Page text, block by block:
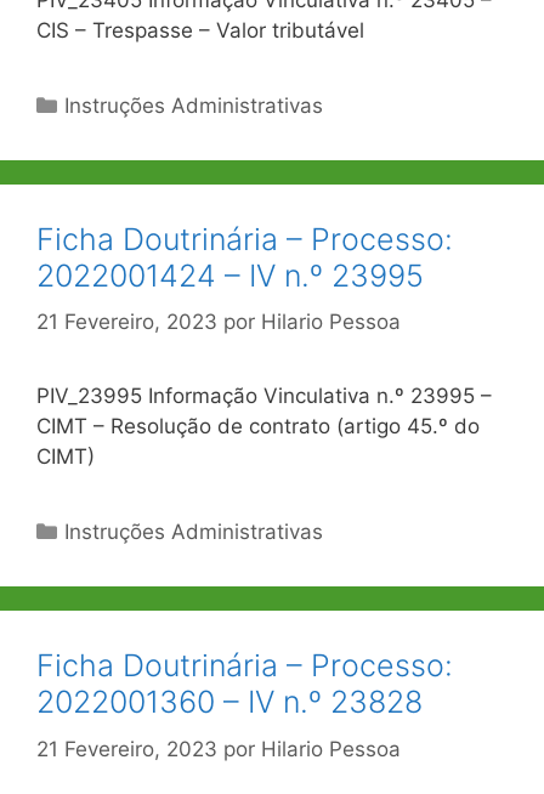
CIS – Trespasse – Valor tributável
Categorias
Instruções Administrativas
Ficha Doutrinária – Processo:
2022001424 – IV n.º 23995
21 Fevereiro, 2023 por Hilario Pessoa
PIV_23995 Informação Vinculativa n.º 23995 –
CIMT – Resolução de contrato (artigo 45.º do
CIMT)
Categorias
Instruções Administrativas
Ficha Doutrinária – Processo:
2022001360 – IV n.º 23828
21 Fevereiro, 2023 por Hilario Pessoa